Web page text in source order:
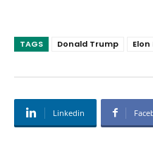
TAGS Donald Trump
Linkedin